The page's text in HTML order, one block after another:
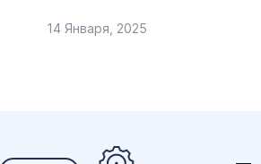
14 Января, 2025